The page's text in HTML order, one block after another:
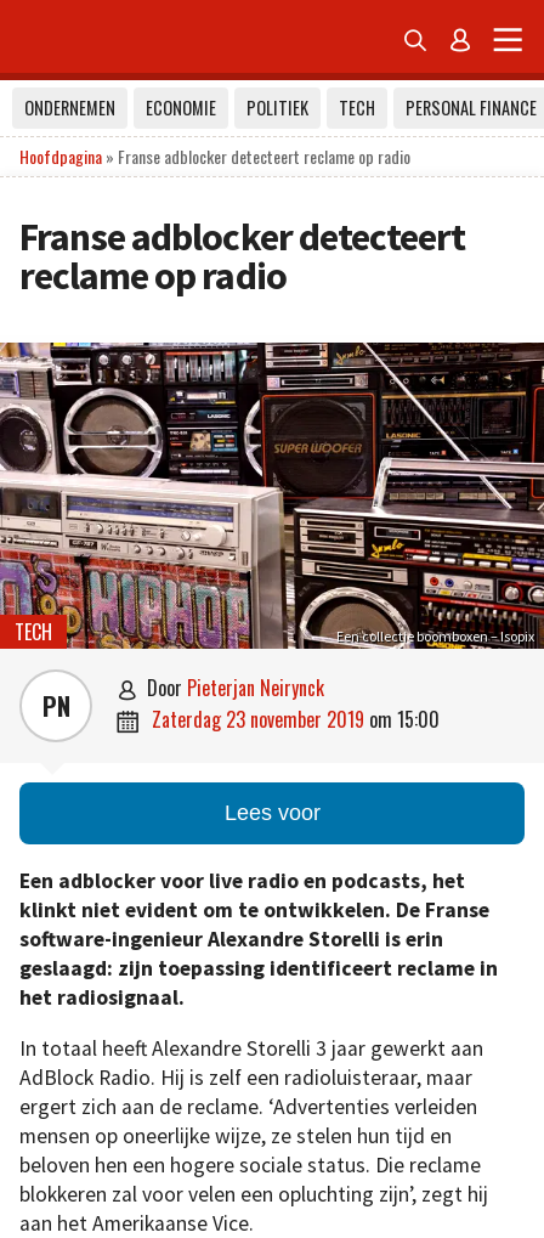
 
ONDERNEMEN ECONOMIE POLITIEK TECH
PERSONAL FINANCE
Hoofdpagina» Franse adblocker detecteert reclame op radio
Franse adblocker detecteert
reclame op radio
Een collectie boomboxen – Isopix
TECH
PN  door Pieterjan Neirynck
 zaterdag 23 november 2019 om 15:00
Lees voor
Een adblocker voor live radio en podcasts, het
klinkt niet evident om te ontwikkelen. De Franse
software-ingenieur Alexandre Storelli is erin
geslaagd: zijn toepassing identificeert reclame in
het radiosignaal.
In totaal heeft Alexandre Storelli 3 jaar gewerkt aan
AdBlock Radio. Hij is zelf een radioluisteraar, maar
ergert zich aan de reclame. ‘Advertenties verleiden
mensen op oneerlijke wijze, ze stelen hun tijd en
beloven hen een hogere sociale status. Die reclame
blokkeren zal voor velen een opluchting zijn’, zegt hij
aan het Amerikaanse Vice.